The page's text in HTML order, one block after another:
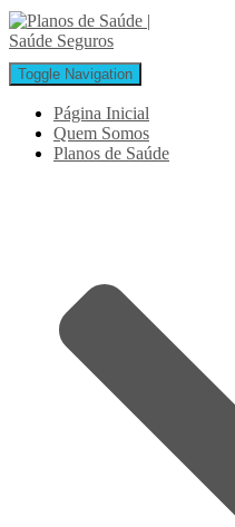
Toggle Navigation
Página Inicial
Quem Somos
Planos de Saúde